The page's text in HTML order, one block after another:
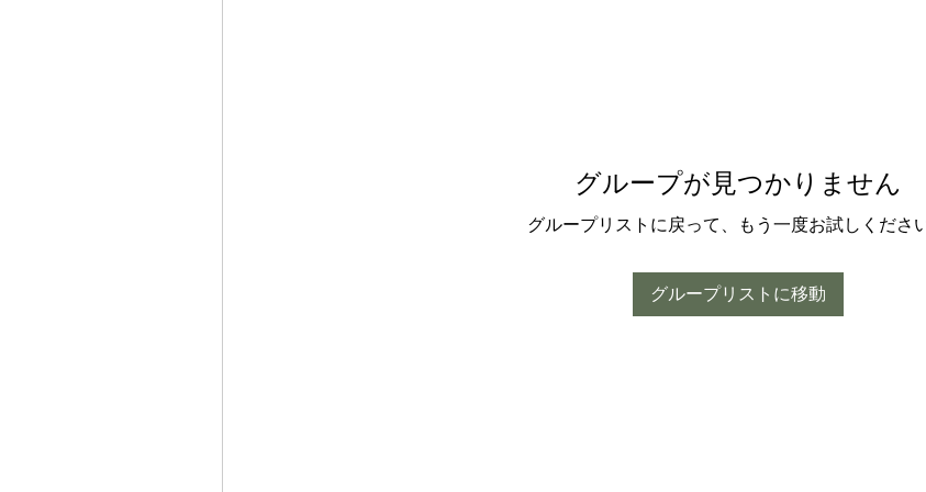
グループが見つかりません
グループリストに戻って、もう一度お試しください
グループリストに移動